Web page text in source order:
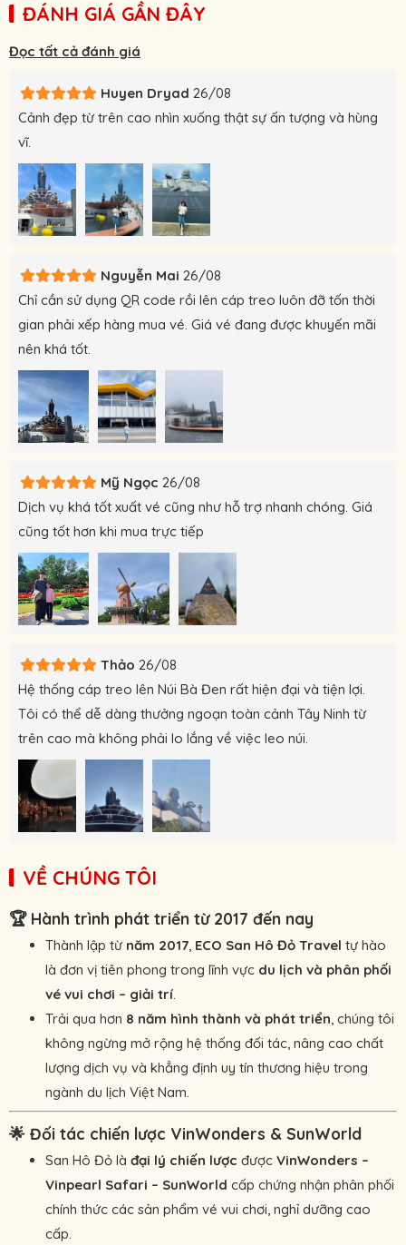
ĐÁNH GIÁ GẦN ĐÂY
Đọc tất cả đánh giá
Huyen Dryad 26/08
Cảnh đẹp từ trên cao nhìn xuống thật sự ấn tượng và hùng
vĩ.
Nguyễn Mai 26/08
Chỉ cần sử dụng QR code rồi lên cáp treo luôn đỡ tốn thời
gian phải xếp hàng mua vé. Giá vé đang được khuyến mãi
nên khá tốt.
Mỹ Ngọc 26/08
Dịch vụ khá tốt xuất vé cũng như hỗ trợ nhanh chóng. Giá
cũng tốt hơn khi mua trực tiếp
Thảo 26/08
Hệ thống cáp treo lên Núi Bà Đen rất hiện đại và tiện lợi.
Tôi có thể dễ dàng thưởng ngoạn toàn cảnh Tây Ninh từ
trên cao mà không phải lo lắng về việc leo núi.
VỀ CHÚNG TÔI
🏆 Hành trình phát triển từ 2017 đến nay
Thành lập từ năm 2017, ECO San Hô Đỏ Travel tự hào
là đơn vị tiên phong trong lĩnh vực du lịch và phân phối
vé vui chơi – giải trí.
Trải qua hơn 8 năm hình thành và phát triển, chúng tôi
không ngừng mở rộng hệ thống đối tác, nâng cao chất
lượng dịch vụ và khẳng định uy tín thương hiệu trong
ngành du lịch Việt Nam.
🌟 Đối tác chiến lược VinWonders & SunWorld
San Hô Đỏ là đại lý chiến lược được VinWonders –
Vinpearl Safari – SunWorld cấp chứng nhận phân phối
chính thức các sản phẩm vé vui chơi, nghỉ dưỡng cao
cấp.